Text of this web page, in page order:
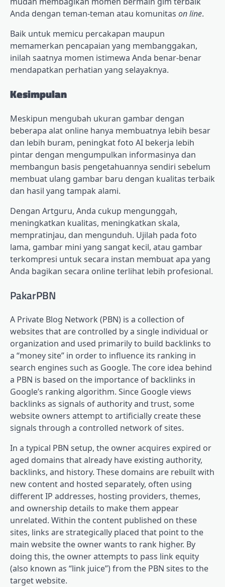
Anda dengan teman-teman atau komunitas on line.
Baik untuk memicu percakapan maupun
memamerkan pencapaian yang membanggakan,
inilah saatnya momen istimewa Anda benar-benar
mendapatkan perhatian yang selayaknya.
Kesimpulan
Meskipun mengubah ukuran gambar dengan
beberapa alat online hanya membuatnya lebih besar
dan lebih buram, peningkat foto AI bekerja lebih
pintar dengan mengumpulkan informasinya dan
membangun basis pengetahuannya sendiri sebelum
membuat ulang gambar baru dengan kualitas terbaik
dan hasil yang tampak alami.
Dengan Artguru, Anda cukup mengunggah,
meningkatkan kualitas, meningkatkan skala,
mempratinjau, dan mengunduh. Ujilah pada foto
lama, gambar mini yang sangat kecil, atau gambar
terkompresi untuk secara instan membuat apa yang
Anda bagikan secara online terlihat lebih profesional.
PakarPBN
A Private Blog Network (PBN) is a collection of
websites that are controlled by a single individual or
organization and used primarily to build backlinks to
a “money site” in order to influence its ranking in
search engines such as Google. The core idea behind
a PBN is based on the importance of backlinks in
Google’s ranking algorithm. Since Google views
backlinks as signals of authority and trust, some
website owners attempt to artificially create these
signals through a controlled network of sites.
In a typical PBN setup, the owner acquires expired or
aged domains that already have existing authority,
backlinks, and history. These domains are rebuilt with
new content and hosted separately, often using
different IP addresses, hosting providers, themes,
and ownership details to make them appear
unrelated. Within the content published on these
sites, links are strategically placed that point to the
main website the owner wants to rank higher. By
doing this, the owner attempts to pass link equity
(also known as “link juice”) from the PBN sites to the
target website.